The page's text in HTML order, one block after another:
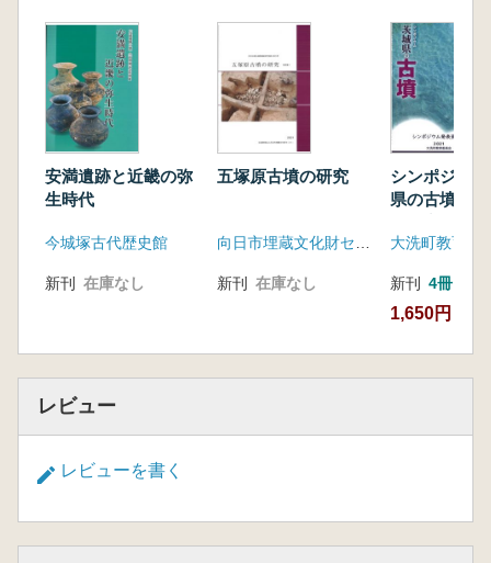
安満遺跡と近畿の弥
生時代
今城塚古代歴史館
新刊 在庫なし
五塚原古墳の研究
向日市埋蔵文化財センター
新刊 在庫なし
シンポジウ
県の古墳 最
茨城県の古墳
大洗町教育委
新刊 4冊
1,650円
レビュー
レビューを書く